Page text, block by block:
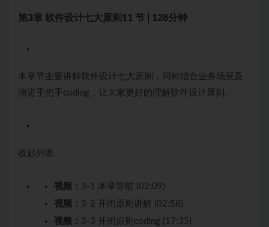
第3章 软件设计七大原则 11 节 | 128分钟
本章节主要讲解软件设计七大原则，同时结合业务场景及
演进手把手coding，让大家更好的理解软件设计原则。
收起列表
视频： 3-1 本章导航 (02:09)
视频： 3-2 开闭原则讲解 (02:58)
视频： 3-3 开闭原则coding (17:35)